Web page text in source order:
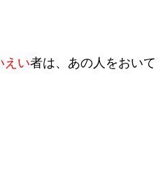
えい者は、あの人をおいて